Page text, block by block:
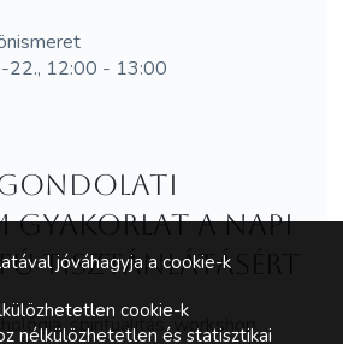
12:00 - 13:00
gondolati
gyakorlat a napi
tisztánlátásért
spiritualitás, workshop
jóváhagyja a cookie-k
cookie-k
nélkülözhetetlen és statisztikai